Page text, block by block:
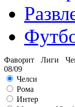
Фаворит Лиги
08/09
Челси
Рома
Интер